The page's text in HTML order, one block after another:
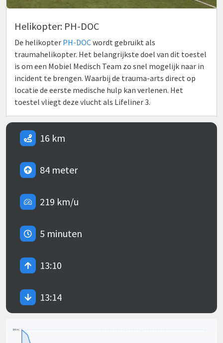
Helikopter: PH-DOC
De helikopter PH-DOCwordt gebruikt als
traumahelikopter. Het belangrijkste doel van dit toestel
is om een Mobiel Medisch Team zo snel mogelijk naar in
incident te brengen. Waarbij de trauma-arts direct op
locatie de eerste medische hulp kan verlenen. Het
toestel vliegt deze vlucht als Lifeliner 3.
16 km
84 meter
219 km/u
5 minuten
13:10
13:14